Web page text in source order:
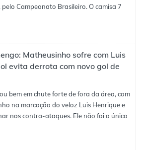
pelo Campeonato Brasileiro. O camisa 7
Matheusinho sofre com Luis
evita derrota com novo gol de
bem em chute forte de fora da área, com
na marcação do veloz Luis Henrique e
nos contra-ataques. Ele não foi o único